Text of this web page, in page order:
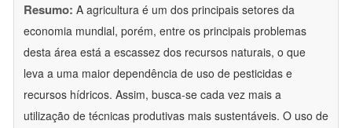
Resumo: A agricultura é um dos principais setores da
economia mundial, porém, entre os principais problemas
desta área está a escassez dos recursos naturais, o que
leva a uma maior dependência de uso de pesticidas e
recursos hídricos. Assim, busca-se cada vez mais a
utilização de técnicas produtivas mais sustentáveis. O uso de